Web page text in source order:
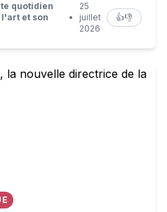
quotidien
et son
•
25
juillet
2026
👍👎
nouvelle directrice de la Tate